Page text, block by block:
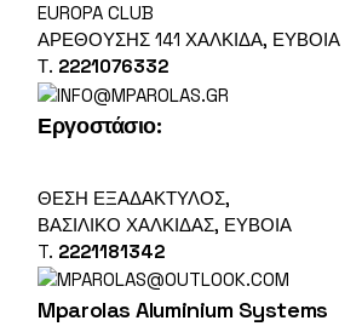
EUROPA CLUB
ΑΡΕΘΟΎΣΗΣ 141 ΧΑΛΚΊΔΑ, ΕΎΒΟΙΑ
Τ. 2221076332
Εργοστάσιο:
ΘΕΣΗ ΕΞΑΔΑΚΤΥΛΟΣ,
ΒΑΣΙΛΙΚΌ ΧΑΛΚΙΔΑΣ, ΕΎΒΟΙΑ
T. 2221181342
Mparolas Aluminium Systems